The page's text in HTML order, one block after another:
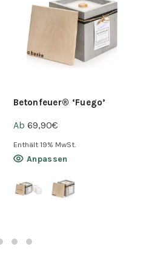
Betonfeuer® ‘Fuego’
Ab 69,90€
Enthält 19% MwSt.
Anpassen
weist